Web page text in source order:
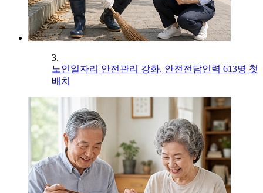
3.
노인일자리 안전관리 강화, 안전전담인력 613명 첫
배치